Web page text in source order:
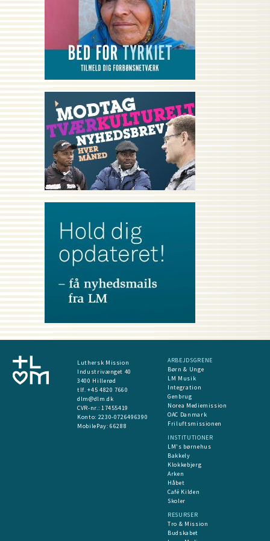
Luthersk Mission
Industrivænget 40
3400 Hillerød
tlf. +45 4820 7660
dlm@dlm.dk
CVR-nr.: 17455419
​Konto: 2230-0726496390
MobilePay:66288
ARBEJDSGRENE
Børn & Unge
LM Musik
Integration
Genbrug
Norea Mediemission
OAC Danmark
Friluftsmissionen
INSTITUTIONER
LM's børnehus
Bakkely
Klokkebjerg
Arken
Håbet
Café Kilden
Skoler
RESURSER
Tro & Mission
Budskabet